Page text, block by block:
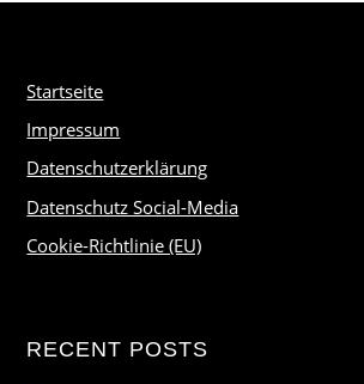
Startseite
Impressum
Datenschutzerklärung
Datenschutz Social-Media
Cookie-Richtlinie (EU)
RECENT POSTS